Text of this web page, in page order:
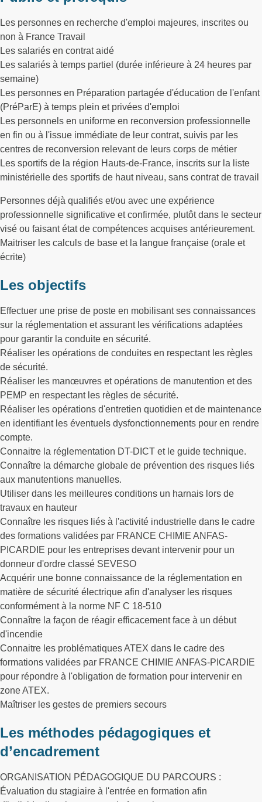
Les personnes en recherche d'emploi majeures, inscrites ou
non à France Travail
Les salariés en contrat aidé
Les salariés à temps partiel (durée inférieure à 24 heures par
semaine)
Les personnes en Préparation partagée d'éducation de l'enfant
(PréParE) à temps plein et privées d'emploi
Les personnels en uniforme en reconversion professionnelle
en fin ou à l'issue immédiate de leur contrat, suivis par les
centres de reconversion relevant de leurs corps de métier
Les sportifs de la région Hauts-de-France, inscrits sur la liste
ministérielle des sportifs de haut niveau, sans contrat de travail
Personnes déjà qualifiés et/ou avec une expérience
professionnelle significative et confirmée, plutôt dans le secteur
visé ou faisant état de compétences acquises antérieurement.
Maitriser les calculs de base et la langue française (orale et
écrite)
Les objectifs
Effectuer une prise de poste en mobilisant ses connaissances
sur la réglementation et assurant les vérifications adaptées
pour garantir la conduite en sécurité.
Réaliser les opérations de conduites en respectant les règles
de sécurité.
Réaliser les manœuvres et opérations de manutention et des
PEMP en respectant les règles de sécurité.
Réaliser les opérations d'entretien quotidien et de maintenance
en identifiant les éventuels dysfonctionnements pour en rendre
compte.
Connaitre la réglementation DT-DICT et le guide technique.
Connaître la démarche globale de prévention des risques liés
aux manutentions manuelles.
Utiliser dans les meilleures conditions un harnais lors de
travaux en hauteur
Connaître les risques liés à l'activité industrielle dans le cadre
des formations validées par FRANCE CHIMIE ANFAS-
PICARDIE pour les entreprises devant intervenir pour un
donneur d'ordre classé SEVESO
Acquérir une bonne connaissance de la réglementation en
matière de sécurité électrique afin d'analyser les risques
conformément à la norme NF C 18-510
Connaître la façon de réagir efficacement face à un début
d'incendie
Connaitre les problématiques ATEX dans le cadre des
formations validées par FRANCE CHIMIE ANFAS-PICARDIE
pour répondre à l'obligation de formation pour intervenir en
zone ATEX.
Maîtriser les gestes de premiers secours
Les méthodes pédagogiques et
d’encadrement
ORGANISATION PÉDAGOGIQUE DU PARCOURS :
Évaluation du stagiaire à l'entrée en formation afin